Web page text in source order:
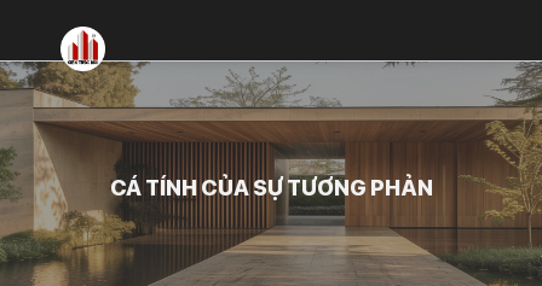
nội
dung
CÁ TÍNH CỦA SỰ TƯƠNG PHẢN